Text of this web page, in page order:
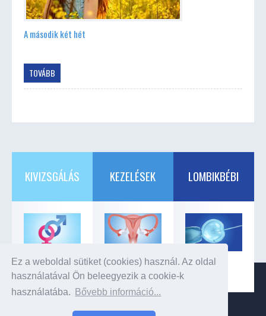
Ez a weboldal sütiket (cookies) használ. Az oldal
használatával Ön beleegyezik a cookie-k
használatába.
Bővebb információ...
A második két hét
TOVÁBB
KIVIZSGÁLÁS
kivizsgálás
lépései
KEZELÉSEK
kezelési
lehetőségek
LOMBIKBÉBI
lombikbébi